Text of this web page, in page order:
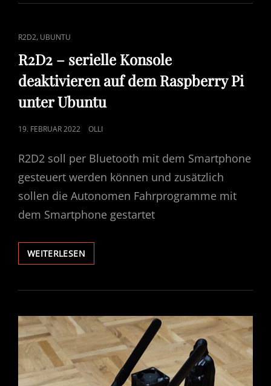
UBUNTU
CAT
LINKS
R2D2, UBUNTU
R2D2 – serielle Konsole
deaktivieren auf dem Raspberry Pi
unter Ubuntu
POSTED
19. FEBRUAR 2022 OLLI
R2D2 soll per Bluetooth mit dem Smartphone
gesteuert werden können und zusätzlich
sollen die Autonomen Fahrprogramme mit
dem Smartphone gestartet
WEITERLESENR2D2
–
KONSOLE
AUF
DEM
RASPBERRY
PI
UNTER
UBUNTU